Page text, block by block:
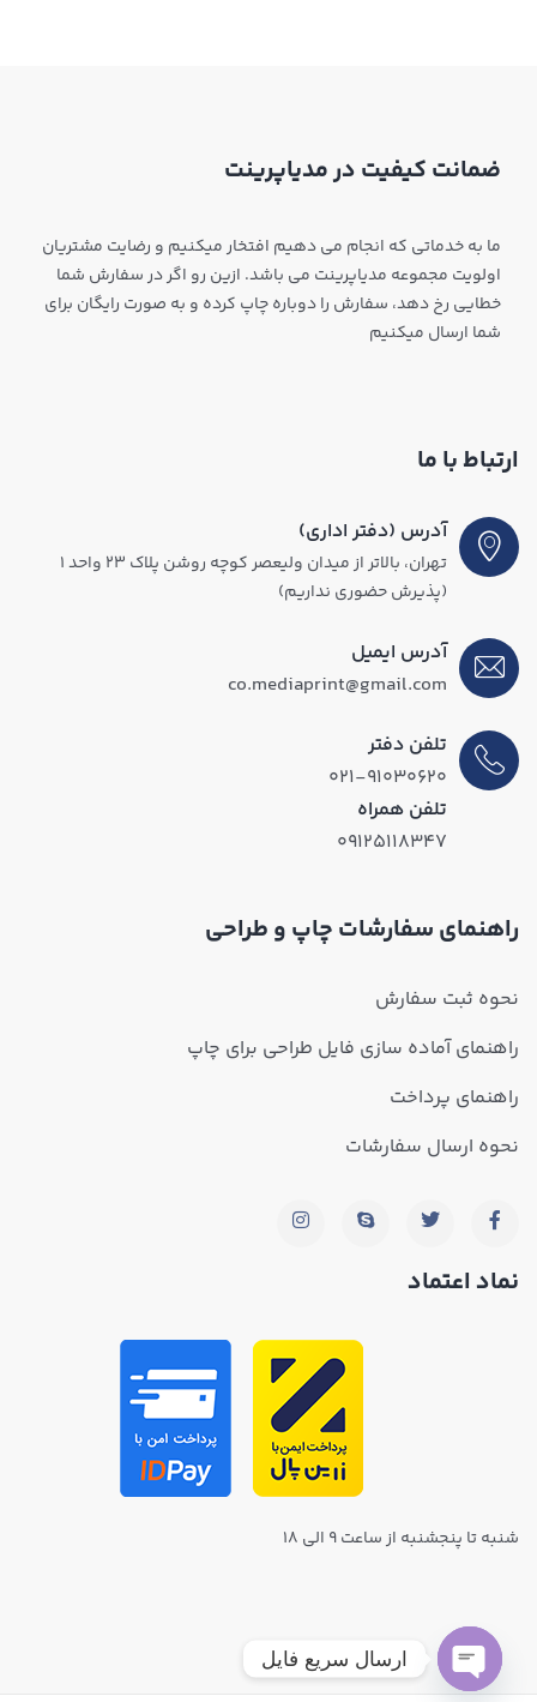
ضمانت کیفیت در مدیاپرینت
ما به خدماتی که انجام می دهیم افتخار میکنیم و رضایت مشتریان
اولویت مجموعه مدیاپرینت می باشد. ازین رو اگر در سفارش شما
خطایی رخ دهد، سفارش را دوباره چاپ کرده و به صورت رایگان برای
شما ارسال میکنیم
ارتباط با ما
آدرس (دفتر اداری)
تهران، بالاتر از میدان ولیعصر کوچه روشن پلاک ۲۳ واحد ۱
(پذیرش حضوری نداریم)
آدرس ایمیل
co.mediaprint@gmail.com
تلفن دفتر
۰۲۱-۹۱۰۳۰۶۲۰
تلفن همراه
۰۹۱۲۵۱۱۸۳۴۷
راهنمای سفارشات چاپ و طراحی
نحوه ثبت سفارش
راهنمای آماده سازی فایل طراحی برای چاپ
راهنمای پرداخت
نحوه ارسال سفارشات
نماد اعتماد
شنبه تا پنجشنبه از ساعت ۹ الی ۱۸
ارسال سریع فایل